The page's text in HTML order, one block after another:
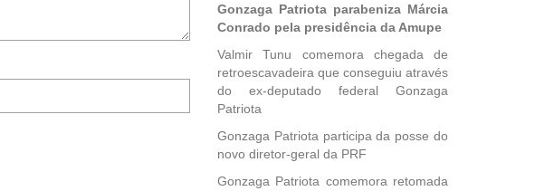
Notifique-
novos
comentários
Gonzaga Patriota parabeniza Márcia
Conrado pela presidência da Amupe
Valmir Tunu comemora chegada de
retroescavadeira que conseguiu através
do ex-deputado federal Gonzaga
Patriota
Gonzaga Patriota participa da posse do
novo diretor-geral da PRF
Gonzaga Patriota comemora retomada